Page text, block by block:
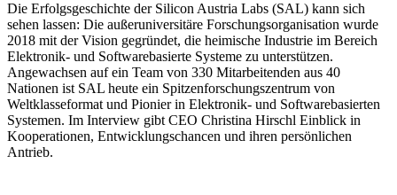
Die Erfolgsgeschichte der Silicon Austria Labs (SAL) kann sich
sehen lassen: Die außeruniversitäre Forschungsorganisation wurde
2018 mit der Vision gegründet, die heimische Industrie im Bereich
Elektronik- und Softwarebasierte Systeme zu unterstützen.
Angewachsen auf ein Team von 330 Mitarbeitenden aus 40
Nationen ist SAL heute ein Spitzenforschungszentrum von
Weltklasseformat und Pionier in Elektronik- und Softwarebasierten
Systemen. Im Interview gibt CEO Christina Hirschl Einblick in
Kooperationen, Entwicklungschancen und ihren persönlichen
Antrieb.